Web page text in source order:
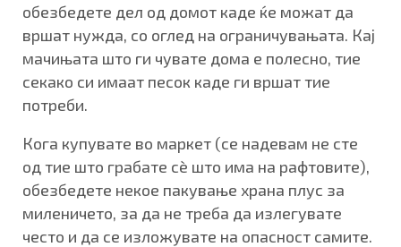
обезбедете дел од домот каде ќе можат да
вршат нужда, со оглед на ограничувањата. Кај
мачињата што ги чувате дома е полесно, тие
секако си имаат песок каде ги вршат тие
потреби.
Кога купувате во маркет (се надевам не сте
од тие што грабате сè што има на рафтовите),
обезбедете некое пакување храна плус за
миленичето, за да не треба да излегувате
често и да се изложувате на опасност самите.